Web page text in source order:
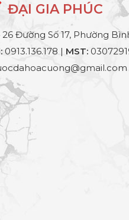
ĐẠI GIA PHÚC
26 Đường Số 17, Phường
0913.136.178 | MST: